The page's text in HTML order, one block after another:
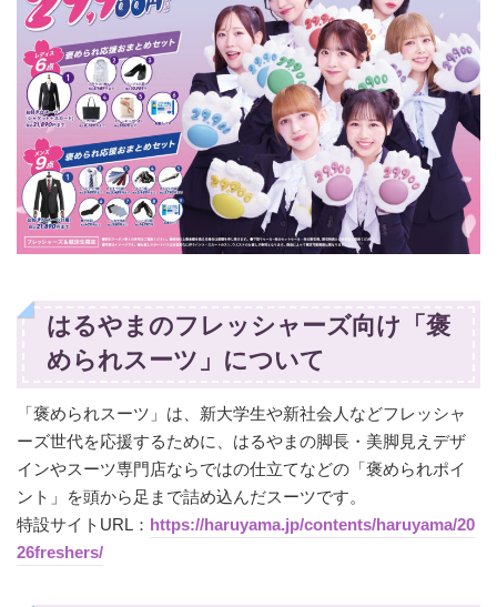
はるやまのフレッシャーズ向け「褒
められスーツ」について
「褒められスーツ」は、新大学生や新社会人などフレッシャ
ーズ世代を応援するために、はるやまの脚長・美脚見えデザ
インやスーツ専門店ならではの仕立てなどの「褒められポイ
ント」を頭から足まで詰め込んだスーツです。
特設サイトURL： https://haruyama.jp/contents/haruyama/20
26freshers/